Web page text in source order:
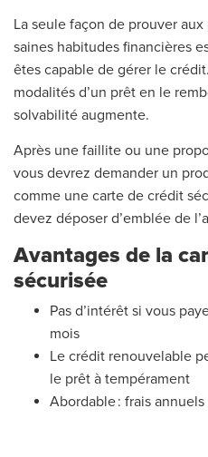
La seule façon de prouver
saines habitudes financières
êtes capable de gérer le
modalités d’un prêt en le
solvabilité augmente.
Après une faillite ou une
vous devrez demander un
comme une carte de crédit
devez déposer d’emblée de
Avantages de la
sécurisée
Pas d’intérêt si vous
mois
Le crédit renouvelable
le prêt à tempérament
Abordable : frais